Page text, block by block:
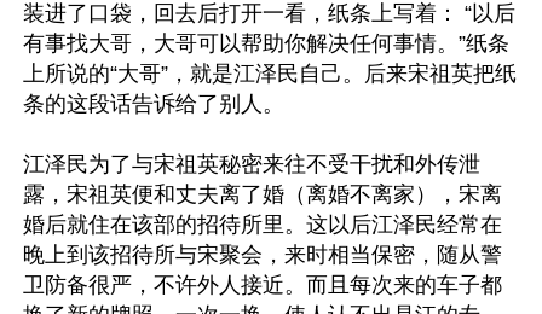
装进了口袋，回去后打开一看，纸条上写着： “以后
有事找大哥，大哥可以帮助你解决任何事情。”纸条
上所说的“大哥”，就是江泽民自己。后来宋祖英把纸
条的这段话告诉给了别人。
江泽民为了与宋祖英秘密来往不受干扰和外传泄
露，宋祖英便和丈夫离了婚（离婚不离家），宋离
婚后就住在该部的招待所里。这以后江泽民经常在
晚上到该招待所与宋聚会，来时相当保密，随从警
卫防备很严，不许外人接近。而且每次来的车子都